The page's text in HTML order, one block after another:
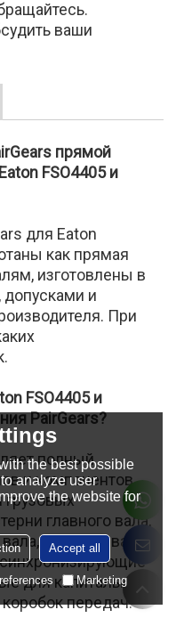
ваши
прямой
FSO4405 и
для Eaton
как прямая
изготовлены в
допусками и
При
FSO4405 и
PairGears?
полный
и компонентов
грузовых
главного вала,
входные валы,
для капитального
передач.
the best possible
analyze user
the website for
Accept all
Marketing